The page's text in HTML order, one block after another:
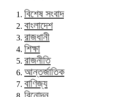
বিশেষ সংবাদ
বাংলাদেশ
রাজধানী
শিক্ষা
রাজনীতি
আন্তর্জাতিক
বাণিজ্য